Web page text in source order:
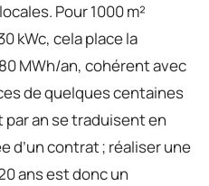
Pour 1000 m²
kWc, cela place la
MWh/an, cohérent avec
de quelques centaines
par an se traduisent en
d’un contrat ; réaliser une
ans est donc un